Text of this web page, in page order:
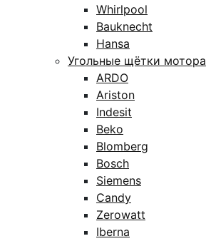
Whirlpool
Bauknecht
Hansa
Угольные щётки мотора
ARDO
Ariston
Indesit
Beko
Blomberg
Bosch
Siemens
Candy
Zerowatt
Iberna